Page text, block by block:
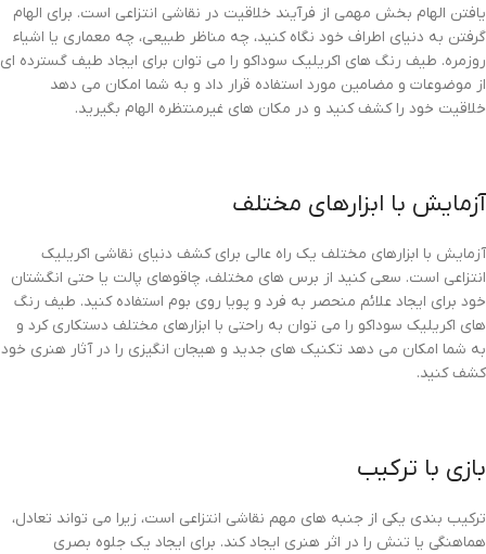
یافتن الهام بخش مهمی از فرآیند خلاقیت در نقاشی انتزاعی است. برای الهام
گرفتن به دنیای اطراف خود نگاه کنید، چه مناظر طبیعی، چه معماری یا اشیاء
روزمره. طیف رنگ های اکریلیک سوداکو را می توان برای ایجاد طیف گسترده ای
از موضوعات و مضامین مورد استفاده قرار داد و به شما امکان می دهد
خلاقیت خود را کشف کنید و در مکان های غیرمنتظره الهام بگیرید.
آزمایش با ابزارهای مختلف
آزمایش با ابزارهای مختلف یک راه عالی برای کشف دنیای نقاشی اکریلیک
انتزاعی است. سعی کنید از برس های مختلف، چاقوهای پالت یا حتی انگشتان
خود برای ایجاد علائم منحصر به فرد و پویا روی بوم استفاده کنید. طیف رنگ
های اکریلیک سوداکو را می توان به راحتی با ابزارهای مختلف دستکاری کرد و
به شما امکان می دهد تکنیک های جدید و هیجان انگیزی را در آثار هنری خود
کشف کنید.
بازی با ترکیب
ترکیب بندی یکی از جنبه های مهم نقاشی انتزاعی است، زیرا می تواند تعادل،
هماهنگی یا تنش را در اثر هنری ایجاد کند. برای ایجاد یک جلوه بصری